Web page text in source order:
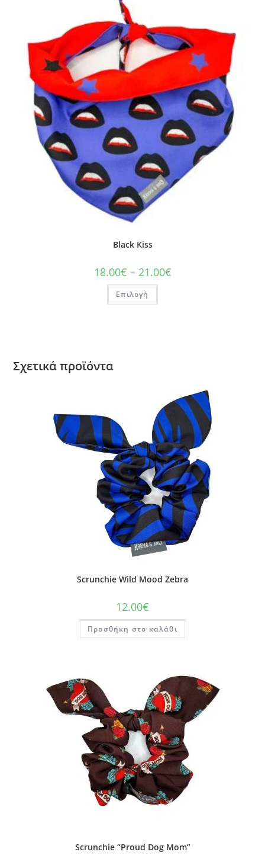
Black Kiss
18.00€ – 21.00€
Επιλογή
Σχετικά προϊόντα
Scrunchie Wild Mood Zebra
12.00€
Προσθήκη στο καλάθι
Scrunchie “Proud Dog Mom”